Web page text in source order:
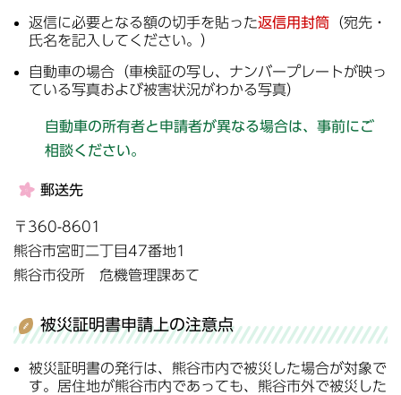
返信に必要となる額の切手を貼った返信用封筒 （宛先・
氏名を記入してください。）
自動車の場合（車検証の写し、ナンバープレートが映っ
ている写真および被害状況がわかる写真）
自動車の所有者と申請者が異なる場合は、事前にご
相談ください。
郵送先
〒360-8601
熊谷市宮町二丁目47番地1
熊谷市役所 危機管理課あて
被災証明書申請上の注意点
被災証明書の発行は、熊谷市内で被災した場合が対象で
す。居住地が熊谷市内であっても、熊谷市外で被災した